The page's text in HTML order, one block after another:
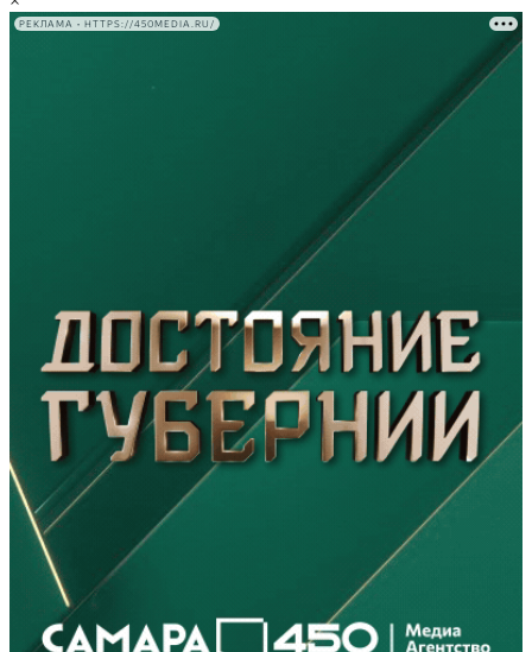
РЕКЛАМА • HTTPS://450MEDIA.RU/